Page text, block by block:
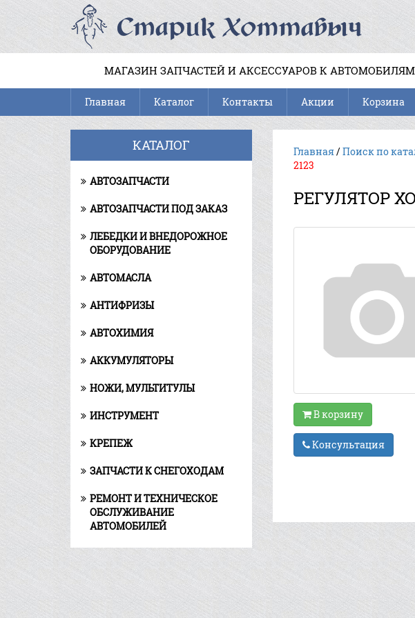
МАГАЗИН ЗАПЧАСТЕЙ И АКСЕССУАРОВ К
Главная Каталог Контакты Акции Корзина
КАТАЛОГ
АВТОЗАПЧАСТИ
АВТОЗАПЧАСТИ ПОД ЗАКАЗ
ЛЕБЕДКИ И ВНЕДОРОЖНОЕ
ОБОРУДОВАНИЕ
АВТОМАСЛА
АНТИФРИЗЫ
АВТОХИМИЯ
АККУМУЛЯТОРЫ
НОЖИ, МУЛЬТИТУЛЫ
ИНСТРУМЕНТ
КРЕПЕЖ
ЗАПЧАСТИ К СНЕГОХОДАМ
РЕМОНТ И ТЕХНИЧЕСКОЕ
ОБСЛУЖИВАНИЕ
АВТОМОБИЛЕЙ
Главная/Поиск по
2123
РЕГУЛЯТОР
В корзину
Консультация